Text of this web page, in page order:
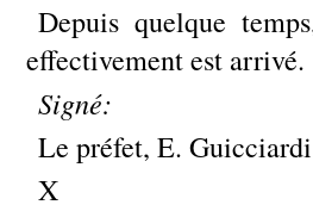
Depuis quelque
effectivement est arrivé.
Signé:
Le préfet, E.
X